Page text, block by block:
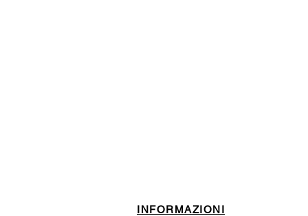
INFORMAZIONI